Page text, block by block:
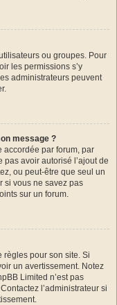
ou groupes. Pour
les permissions s’y
administrateurs peuvent
message ?
accordée par forum, par
pas avoir autorisé l’ajout de
ou peut-être que seul un
si vous ne savez pas
sur un forum.
pour son site. Si
un avertissement. Notez
Limited n’est pas
l’administrateur si